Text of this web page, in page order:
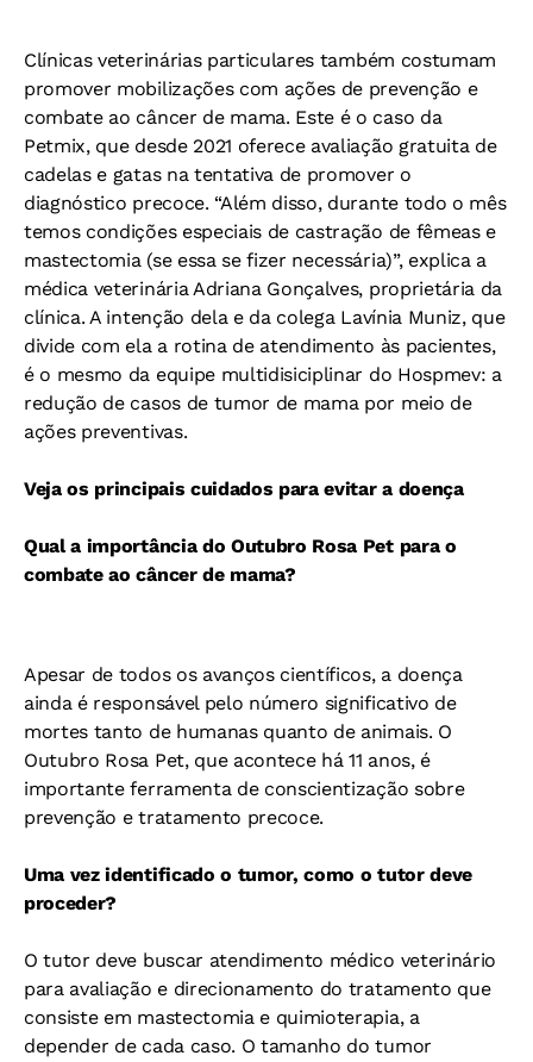
Clínicas veterinárias particulares também costumam
promover mobilizações com ações de prevenção e
combate ao câncer de mama. Este é o caso da
Petmix, que desde 2021 oferece avaliação gratuita de
cadelas e gatas na tentativa de promover o
diagnóstico precoce. “Além disso, durante todo o mês
temos condições especiais de castração de fêmeas e
mastectomia (se essa se fizer necessária)”, explica a
médica veterinária Adriana Gonçalves, proprietária da
clínica. A intenção dela e da colega Lavínia Muniz, que
divide com ela a rotina de atendimento às pacientes,
é o mesmo da equipe multidisiciplinar do Hospmev: a
redução de casos de tumor de mama por meio de
ações preventivas.
Veja os principais cuidados para evitar a doença
Qual a importância do Outubro Rosa Pet para o
combate ao câncer de mama?
Apesar de todos os avanços científicos, a doença
ainda é responsável pelo número significativo de
mortes tanto de humanas quanto de animais. O
Outubro Rosa Pet, que acontece há 11 anos, é
importante ferramenta de conscientização sobre
prevenção e tratamento precoce.
Uma vez identificado o tumor, como o tutor deve
proceder?
O tutor deve buscar atendimento médico veterinário
para avaliação e direcionamento do tratamento que
consiste em mastectomia e quimioterapia, a
depender de cada caso. O tamanho do tumor